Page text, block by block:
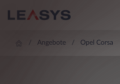
Angebote Opel Corsa